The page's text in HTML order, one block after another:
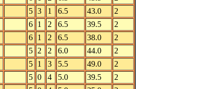
5 3 1 6.5 43.0
2
6 1 2 6.5 39.5
2
6 1 2 6.5 38.0
2
5 2 2 6.0 44.0
2
5 1 3 5.5 49.0
2
5 0 4 5.0 39.5
2